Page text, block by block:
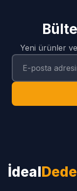
Yeni ürünler
İdeal